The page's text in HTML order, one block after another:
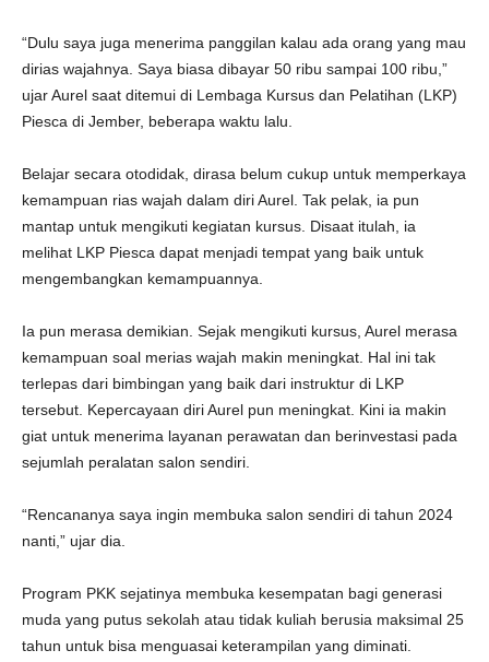
“Dulu saya juga menerima panggilan kalau ada orang yang mau
dirias wajahnya. Saya biasa dibayar 50 ribu sampai 100 ribu,”
ujar Aurel saat ditemui di Lembaga Kursus dan Pelatihan (LKP)
Piesca di Jember, beberapa waktu lalu.
Belajar secara otodidak, dirasa belum cukup untuk memperkaya
kemampuan rias wajah dalam diri Aurel. Tak pelak, ia pun
mantap untuk mengikuti kegiatan kursus. Disaat itulah, ia
melihat LKP Piesca dapat menjadi tempat yang baik untuk
mengembangkan kemampuannya.
Ia pun merasa demikian. Sejak mengikuti kursus, Aurel merasa
kemampuan soal merias wajah makin meningkat. Hal ini tak
terlepas dari bimbingan yang baik dari instruktur di LKP
tersebut. Kepercayaan diri Aurel pun meningkat. Kini ia makin
giat untuk menerima layanan perawatan dan berinvestasi pada
sejumlah peralatan salon sendiri.
“Rencananya saya ingin membuka salon sendiri di tahun 2024
nanti,” ujar dia.
Program PKK sejatinya membuka kesempatan bagi generasi
muda yang putus sekolah atau tidak kuliah berusia maksimal 25
tahun untuk bisa menguasai keterampilan yang diminati.